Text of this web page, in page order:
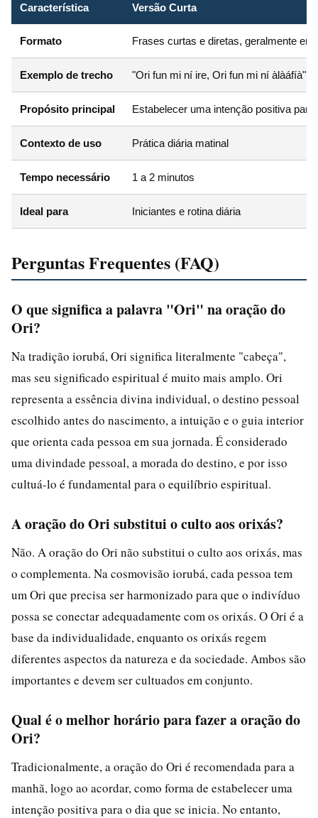
Característica Versão Curta
Formato Frases curtas e diretas, geralmente em
Exemplo de trecho "Ori fun mi ní ire, Ori fun mi ní àlàáfíà"
Propósito principal Estabelecer uma intenção positiva para
Contexto de uso Prática diária matinal
Tempo necessário 1 a 2 minutos
Ideal para Iniciantes e rotina diária
Perguntas Frequentes (FAQ)
O que significa a palavra "Ori" na oração do
Ori?
Na tradição iorubá, Ori significa literalmente "cabeça",
mas seu significado espiritual é muito mais amplo. Ori
representa a essência divina individual, o destino pessoal
escolhido antes do nascimento, a intuição e o guia interior
que orienta cada pessoa em sua jornada. É considerado
uma divindade pessoal, a morada do destino, e por isso
cultuá-lo é fundamental para o equilíbrio espiritual.
A oração do Ori substitui o culto aos orixás?
Não. A oração do Ori não substitui o culto aos orixás, mas
o complementa. Na cosmovisão iorubá, cada pessoa tem
um Ori que precisa ser harmonizado para que o indivíduo
possa se conectar adequadamente com os orixás. O Ori é a
base da individualidade, enquanto os orixás regem
diferentes aspectos da natureza e da sociedade. Ambos são
importantes e devem ser cultuados em conjunto.
Qual é o melhor horário para fazer a oração do
Ori?
Tradicionalmente, a oração do Ori é recomendada para a
manhã, logo ao acordar, como forma de estabelecer uma
intenção positiva para o dia que se inicia. No entanto,